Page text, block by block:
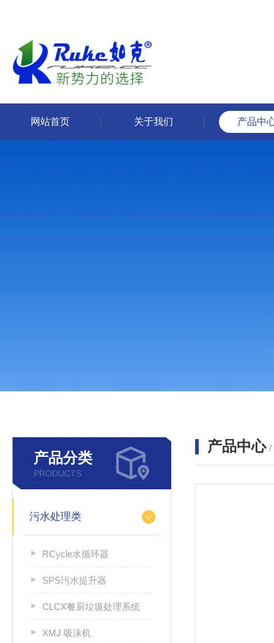
网站首页 关于我们 产品中
产品分类
PRODUCTS
污水处理类
RCycle水循环器
SPS污水提升器
CLCX餐厨垃圾处理系统
XMJ 吸沫机
产品中心 /